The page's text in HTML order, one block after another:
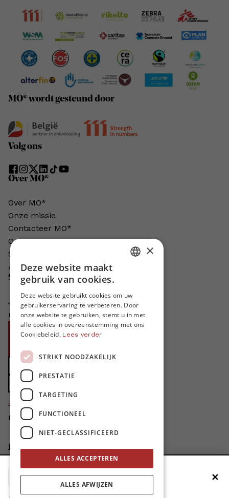
MO* wordt gesteund door
Volg ons
Over MO*
Over MO*
Onze missie
Contacteer MO*
Onze auteurs
Schrijven voor MO*?
Adverteren in MO*
Steun MO*
Je helpt ons groeien. MO* bestaat
niet zonder jouw steun!
Doe een gift
Zet MO* in uw testament
4424
Bedankt voor jullie steun!
Privacybeleid
Disclaimer
AI Charter
Cookievoorkeuren aanpassen
Voeg MO* toe aan je beginscherm ✕
ENGLISH
×
Deze website maakt
gebruik van cookies.
Deze website gebruikt cookies om uw
gebruikerservaring te verbeteren. Door
onze website te gebruiken, stemt u in met
alle cookies in overeenstemming met ons
Cookiebeleid. Lees verder
STRIKT NOODZAKELIJK
PRESTATIE
TARGETING
FUNCTIONEEL
NIET-GECLASSIFICEERD
ALLES ACCEPTEREN
ALLES AFWIJZEN